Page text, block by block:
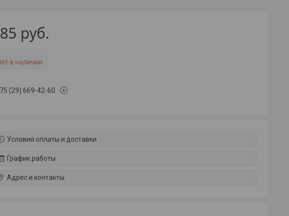
руб.
в наличии
(29) 669-42-60
Условия оплаты и доставки
График работы
Адрес и контакты